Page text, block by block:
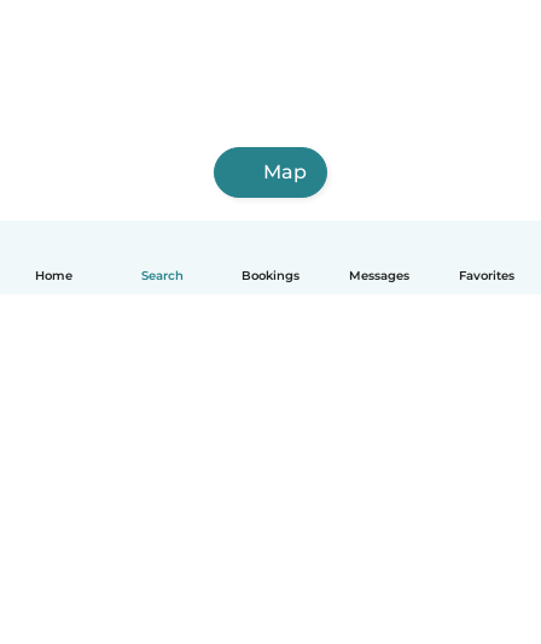
Home Search Bookings Messages Favorites
Map